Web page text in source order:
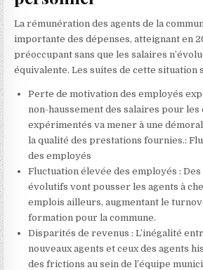
La rémunération des agents de la
importante des dépenses, atteignant en
préoccupant sans que les salaires
équivalente. Les suites de cette situation
Perte de motivation des employés
non-haussement des salaires pour les
expérimentés va mener à une
la qualité des prestations fournies.:
des employés
Fluctuation élevée des employés :
évolutifs vont pousser les agents à
emplois ailleurs, augmentant le
formation pour la commune.
Disparités de revenus : L’inégalité
nouveaux agents et ceux des agents
des frictions au sein de l’équipe